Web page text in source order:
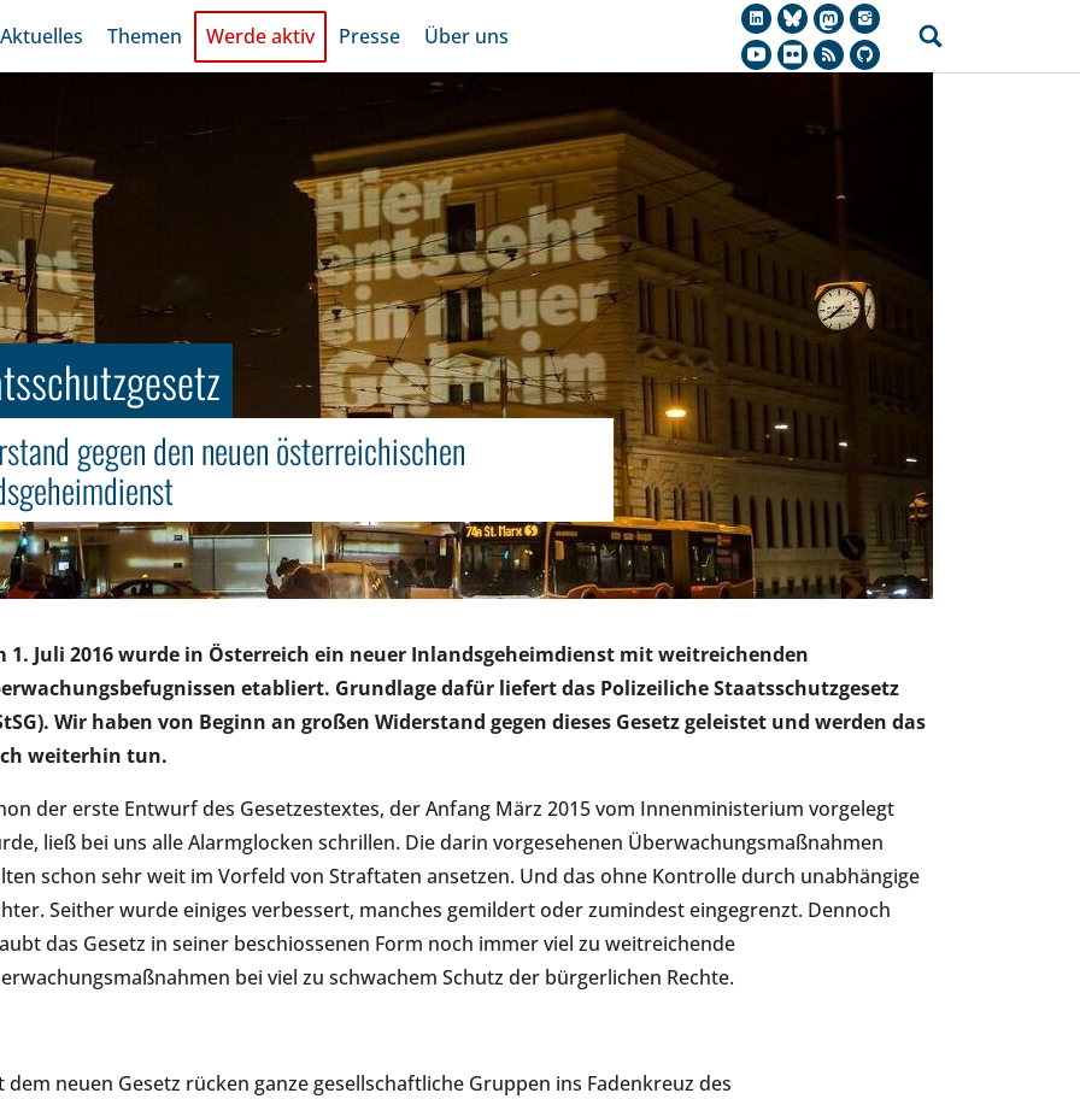
Aktuelles Themen Werde aktiv Presse Über uns
gegen den neuen österreichischen
1. Juli 2016 wurde in Österreich ein neuer Inlandsgeheimdienst mit weitreichenden
etabliert. Grundlage dafür liefert das Polizeiliche Staatsschutzgesetz
Wir haben von Beginn an großen Widerstand gegen dieses Gesetz geleistet und werden das
weiterhin tun.
der erste Entwurf des Gesetzestextes, der Anfang März 2015 vom Innenministerium vorgelegt
ließ bei uns alle Alarmglocken schrillen. Die darin vorgesehenen Überwachungsmaßnahmen
schon sehr weit im Vorfeld von Straftaten ansetzen. Und das ohne Kontrolle durch unabhängige
Seither wurde einiges verbessert, manches gemildert oder zumindest eingegrenzt. Dennoch
das Gesetz in seiner beschiossenen Form noch immer viel zu weitreichende
bei viel zu schwachem Schutz der bürgerlichen Rechte.
dem neuen Gesetz rücken ganze gesellschaftliche Gruppen ins Fadenkreuz des